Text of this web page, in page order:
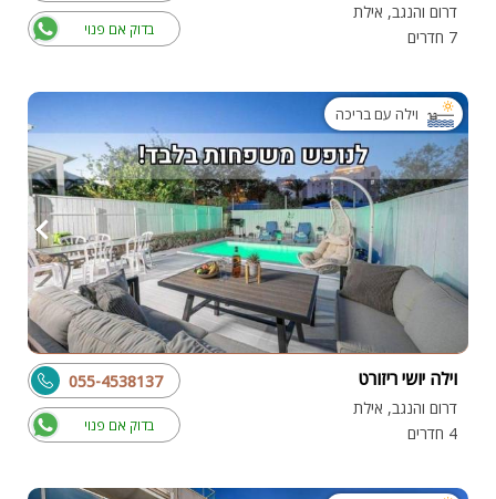
דרום והנגב, אילת
7 חדרים
בדוק אם פנוי
וילה עם בריכה
וילה יושי ריזורט
דרום והנגב, אילת
4 חדרים
בדוק אם פנוי
055-4538137